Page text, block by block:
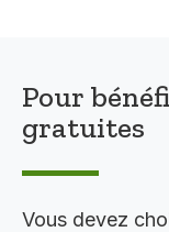
Pour
gratuites
Vous devez